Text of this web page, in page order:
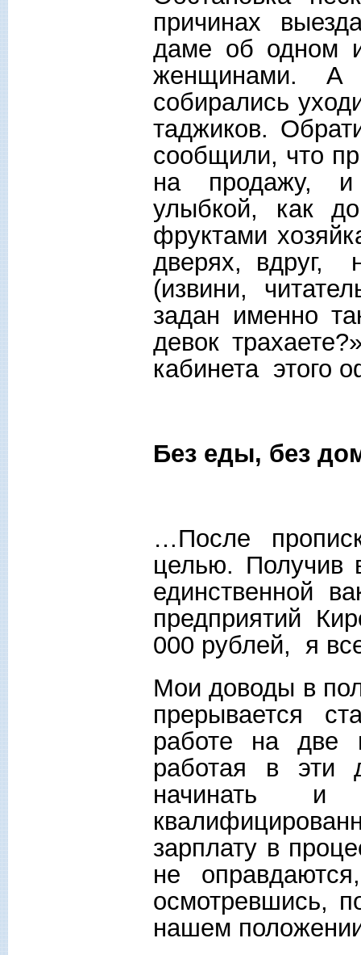
причинах
даме об одном
женщинами. А
собирались
таджиков.
сообщили, что
на продажу, и
улыбкой, как
фруктами
дверях, вдруг,
(извини,
задан именно
девок
кабинета этого
Без еды, без
…После
целью. Получив
единственной
предприятий
000 рублей, я
Мои доводы в
прерывается
работе на две
работая в эти
начинать
зарплату в
не
осмотревшись,
нашем